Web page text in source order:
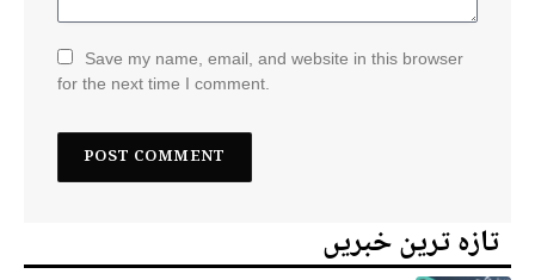
Save my name, email, and website in this browser
for the next time I comment.
تازہ ترین خبریں